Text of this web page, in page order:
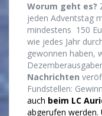
Worum geht es?
jeden Adventstag
mindestens 150
wie jedes Jahr
gewonnen haben,
Nachrichten
Fundstellen:
auch beim LC
abgerufen werden.